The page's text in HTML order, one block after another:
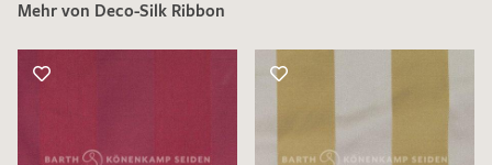
genommen und akzeptiere diese.
Mehr von Deco-Silk Ribbon